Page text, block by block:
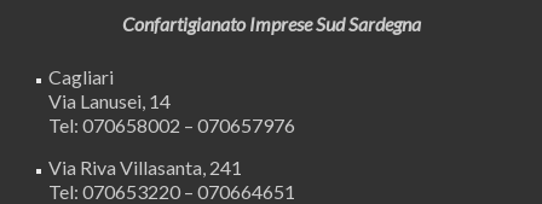
Confartigianato Imprese Sud Sardegna
Cagliari
Via Lanusei, 14
Tel: 070658002 – 070657976
Via Riva Villasanta, 241
Tel: 070653220 – 070664651